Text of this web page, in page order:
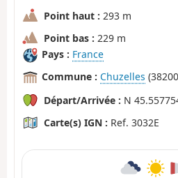
Point haut : 293 m
Point bas : 229 m
Pays : France
Commune : Chuzelles
Départ/Arrivée : N
Carte(s) IGN : Ref. 3032E